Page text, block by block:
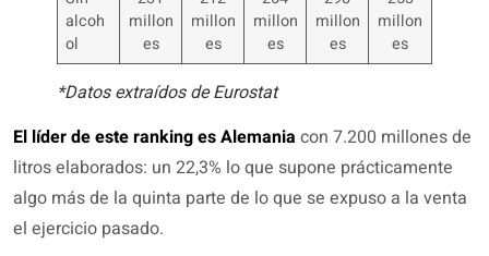
alcoh
ol
millon
es
millon
es
millon
es
millon
es
millon
es
*Datos extraídos de Eurostat
El líder de este ranking es Alemania con 7.200 millones de
litros elaborados: un 22,3% lo que supone prácticamente
algo más de la quinta parte de lo que se expuso a la venta
el ejercicio pasado.